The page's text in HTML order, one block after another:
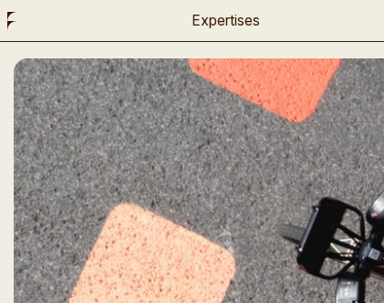
Instagram
Twitter
LinkedIn
Expertises